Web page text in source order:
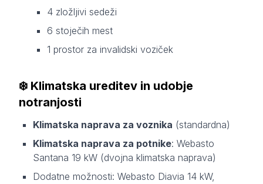
4 zložljivi sedeži
6 stoječih mest
1 prostor za invalidski voziček
❄️ Klimatska ureditev in udobje
notranjosti
Klimatska naprava za voznika (standardna)
Klimatska naprava za potnike: Webasto
Santana 19 kW (dvojna klimatska naprava)
Dodatne možnosti: Webasto Diavia 14 kW,